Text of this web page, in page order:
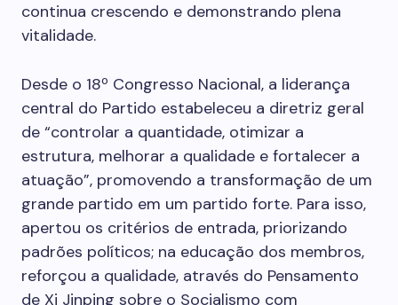
continua crescendo e demonstrando plena
vitalidade.
Desde o 18º Congresso Nacional, a liderança
central do Partido estabeleceu a diretriz geral
de “controlar a quantidade, otimizar a
estrutura, melhorar a qualidade e fortalecer a
atuação”, promovendo a transformação de um
grande partido em um partido forte. Para isso,
apertou os critérios de entrada, priorizando
padrões políticos; na educação dos membros,
reforçou a qualidade, através do Pensamento
de Xi Jinping sobre o Socialismo com